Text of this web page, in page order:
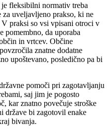
fleksibilni normativ treba
uveljavljeno prakso, ki ne
praksi so vsi vpisani otroci v
pomembno, da uporaba
in vrtcev. Občine
znatne dodatne
upoštevano, posledično pa bi
pomoči pri zagotavljanju
saj jim je pogosto
kar znatno povečuje stroške
države bi zagotovil enake
bivanja.